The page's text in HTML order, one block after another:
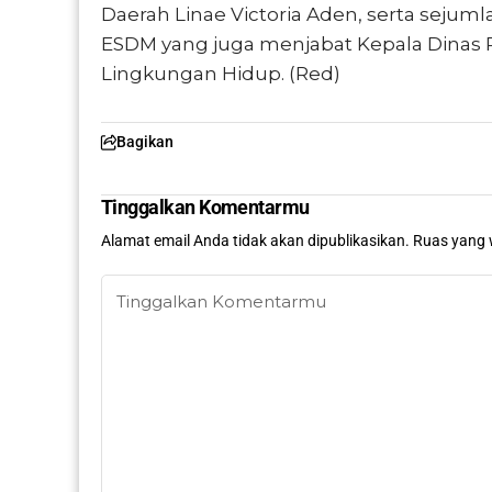
Daerah Linae Victoria Aden, serta
ESDM yang juga menjabat Kepala Dinas
Lingkungan Hidup. (Red)
Bagikan
Tinggalkan Komentarmu
Alamat email Anda tidak akan dipublikasikan. Ruas